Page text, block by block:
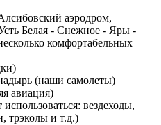
аэродром,
Белая - Снежное - Яры -
комфортабельных
(наши самолеты)
авиация)
вездеходы,
трэколы и т.д.)